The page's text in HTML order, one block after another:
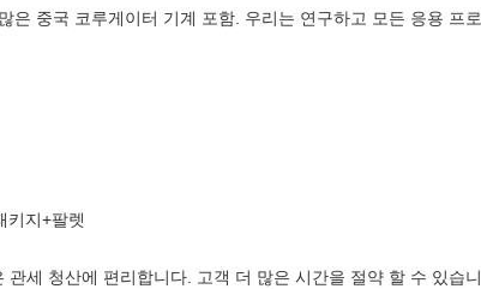
은 중국 코루게이터 기계 포함. 우리는 연구하고 모든 응용 프
키지+팔렛
세 청산에 편리합니다. 고객 더 많은 시간을 절약 할 수 있습니